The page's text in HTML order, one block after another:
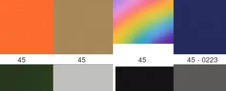
45 45 45 45 - 0223